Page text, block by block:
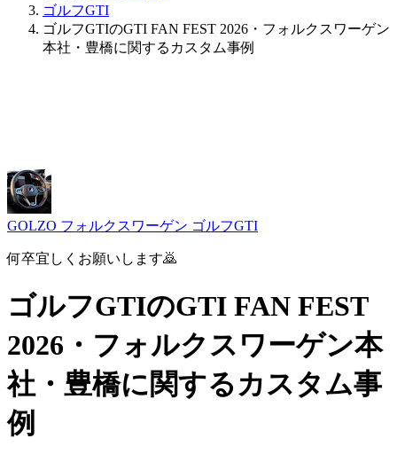
ゴルフGTI
ゴルフGTIのGTI FAN FEST 2026・フォルクスワーゲン
本社・豊橋に関するカスタム事例
GOLZO フォルクスワーゲン ゴルフGTI
何卒宜しくお願いします🙇
ゴルフGTIのGTI FAN FEST
2026・フォルクスワーゲン本
社・豊橋に関するカスタム事
例